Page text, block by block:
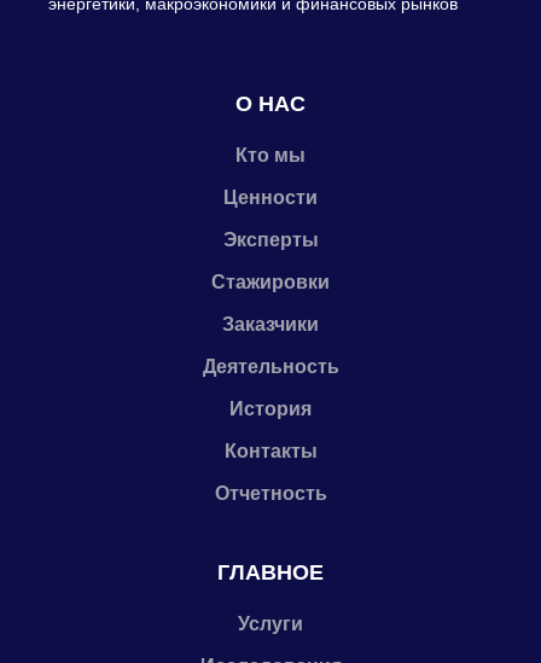
О НАС
Кто мы
Ценности
Эксперты
Стажировки
Заказчики
Деятельность
История
Контакты
Отчетность
ГЛАВНОЕ
Услуги